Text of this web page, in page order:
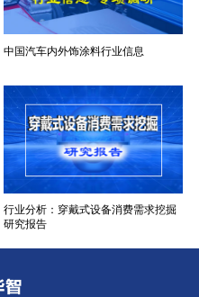
中国汽车内外饰涂料行业信息
行业分析：穿戴式设备消费需求挖掘
研究报告